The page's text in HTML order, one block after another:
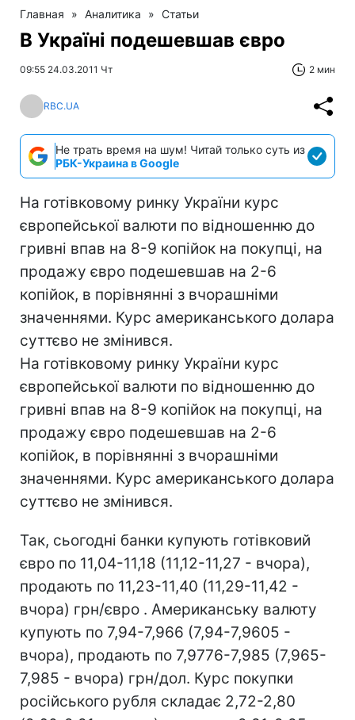
Главная » Аналитика » Статьи
В Україні подешевшав євро
09:55 24.03.2011 Чт 2 мин
RBC.UA
Не трать время на шум! Читай только суть из
РБК-Украина в Google
На готівковому ринку України курс
європейської валюти по відношенню до
гривні впав на 8-9 копійок на покупці, на
продажу євро подешевшав на 2-6
копійок, в порівнянні з вчорашніми
значеннями. Курс американського долара
суттєво не змінився.
На готівковому ринку України курс
європейської валюти по відношенню до
гривні впав на 8-9 копійок на покупці, на
продажу євро подешевшав на 2-6
копійок, в порівнянні з вчорашніми
значеннями. Курс американського долара
суттєво не змінився.
Так, сьогодні банки купують готівковий
євро по 11,04-11,18 (11,12-11,27 - вчора),
продають по 11,23-11,40 (11,29-11,42 -
вчора) грн/євро . Американську валюту
купують по 7,94-7,966 (7,94-7,9605 -
вчора), продають по 7,9776-7,985 (7,965-
7,985 - вчора) грн/дол. Курс покупки
російського рубля складає 2,72-2,80